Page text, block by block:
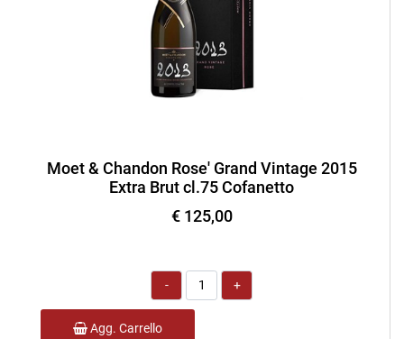
Moet & Chandon Rose' Grand Vintage 2015
Extra Brut cl.75 Cofanetto
€ 125,00
Quantità
Agg. Carrello